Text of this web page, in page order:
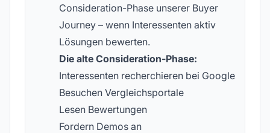
Consideration-Phase unserer Buyer
Journey – wenn Interessenten aktiv
Lösungen bewerten.
Die alte Consideration-Phase:
Interessenten recherchieren bei Google
Besuchen Vergleichsportale
Lesen Bewertungen
Fordern Demos an